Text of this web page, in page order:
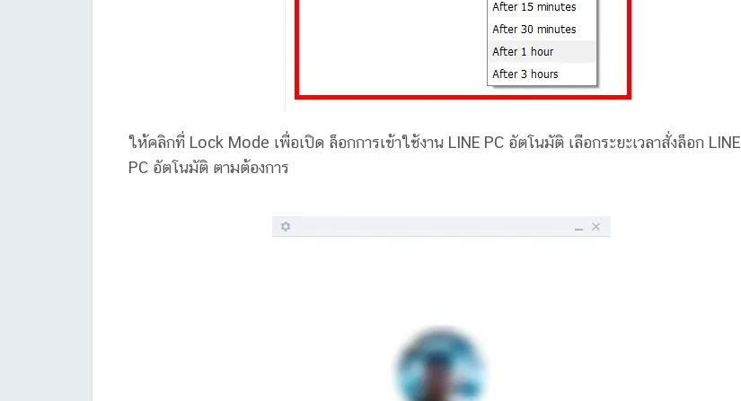
ให้คลิกที่ Lock Mode เพื่อเปิด ล็อกการเข้าใช้งาน LINE PC อัตโนมัติ เลือกระยะเวลาสั่งล็อก LINE
PC อัตโนมัติ ตามต้องการ